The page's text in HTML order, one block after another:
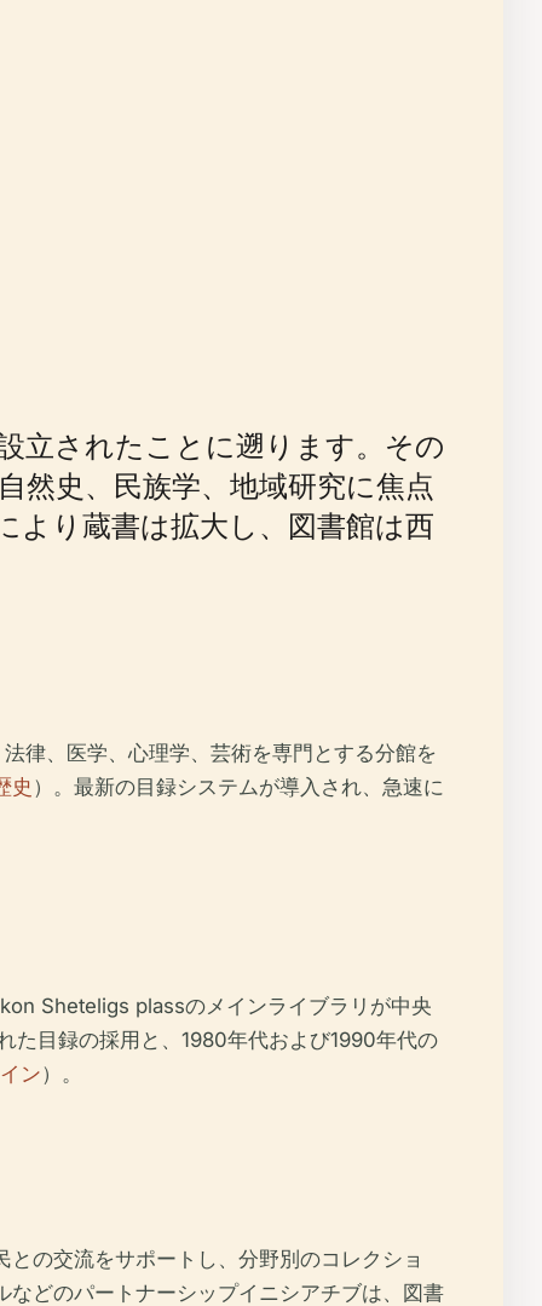
立されたことに遡ります。その
然史、民族学、地域研究に焦点
より蔵書は拡大し、図書館は西
律、医学、心理学、芸術を専門とする分館を
史 ）。最新の目録システムが導入され、急速に
Sheteligs plassのメインライブラリが中央
た目録の採用と、1980年代および1990年代の
ン）。
の交流をサポートし、分野別のコレクショ
などのパートナーシップイニシアチブは、図書